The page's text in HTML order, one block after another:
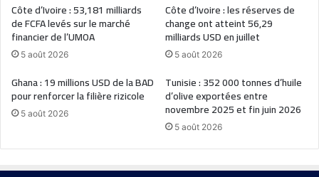
Côte d’Ivoire : 53,181 milliards
de FCFA levés sur le marché
financier de l’UMOA
5 août 2026
Côte d’Ivoire : les réserves de
change ont atteint 56,29
milliards USD en juillet
5 août 2026
Ghana : 19 millions USD de la BAD
pour renforcer la filière rizicole
5 août 2026
Tunisie : 352 000 tonnes d’huile
d’olive exportées entre
novembre 2025 et fin juin 2026
5 août 2026